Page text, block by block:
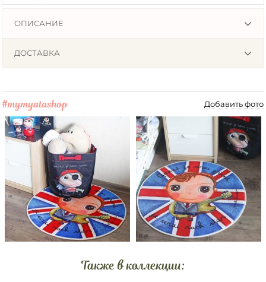
ОПИСАНИЕ
ДОСТАВКА
#mymyatashop Добавить фото
Также в коллекции: